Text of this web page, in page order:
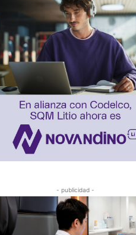
- publicidad -